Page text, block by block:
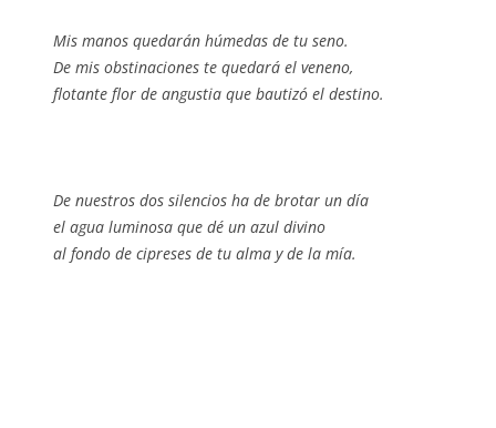
Mis manos quedarán húmedas de tu seno.
De mis obstinaciones te quedará el veneno,
flotante flor de angustia que bautizó el destino.
De nuestros dos silencios ha de brotar un día
el agua luminosa que dé un azul divino
al fondo de cipreses de tu alma y de la mía.